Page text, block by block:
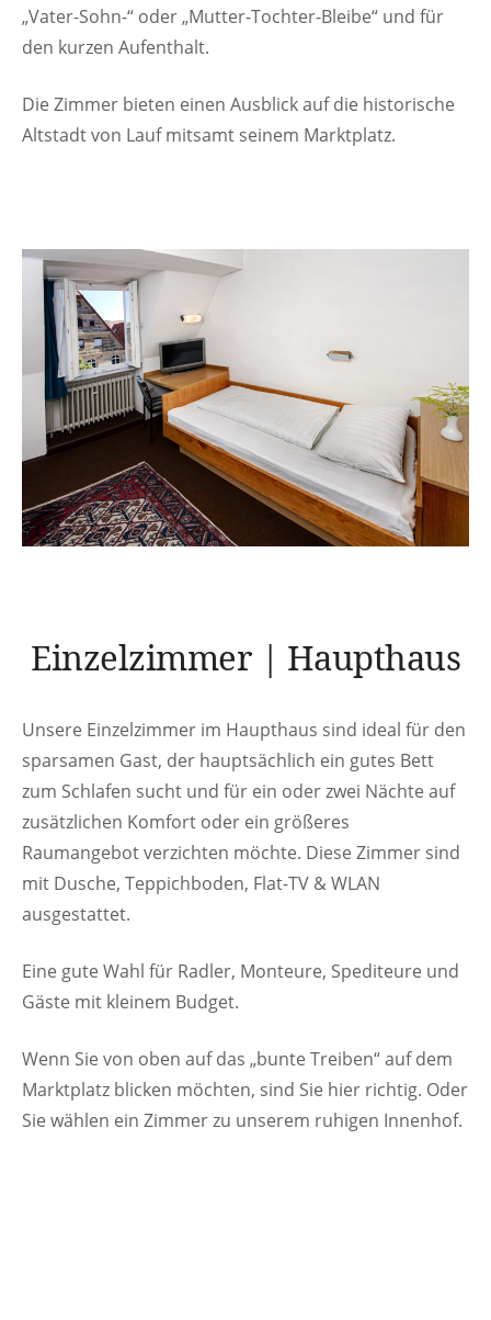
„Vater-Sohn-“ oder „Mutter-Tochter-Bleibe“ und für
den kurzen Aufenthalt.
Die Zimmer bieten einen Ausblick auf die historische
Altstadt von Lauf mitsamt seinem Marktplatz.
Einzelzimmer | Haupthaus
Unsere Einzelzimmer im Haupthaus sind ideal für den
sparsamen Gast, der hauptsächlich ein gutes Bett
zum Schlafen sucht und für ein oder zwei Nächte auf
zusätzlichen Komfort oder ein größeres
Raumangebot verzichten möchte. Diese Zimmer sind
mit Dusche, Teppichboden, Flat-TV & WLAN
ausgestattet.
Eine gute Wahl für Radler, Monteure, Spediteure und
Gäste mit kleinem Budget.
Wenn Sie von oben auf das „bunte Treiben“ auf dem
Marktplatz blicken möchten, sind Sie hier richtig. Oder
Sie wählen ein Zimmer zu unserem ruhigen Innenhof.